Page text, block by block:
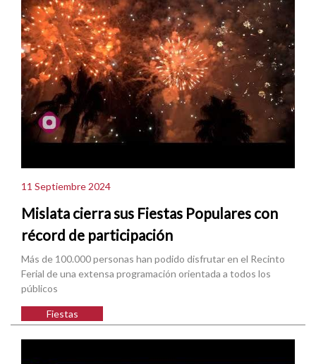
11 Septiembre 2024
Mislata cierra sus Fiestas Populares con
récord de participación
Más de 100.000 personas han podido disfrutar en el Recinto
Ferial de una extensa programación orientada a todos los
públicos
Fiestas